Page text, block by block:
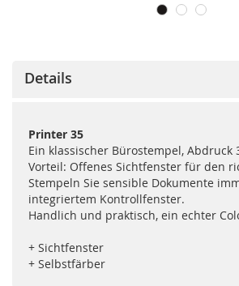
Details
Printer 35
Ein klassischer Bürostempel, Abdruck
Vorteil: Offenes Sichtfenster für den
Stempeln Sie sensible Dokumente
integriertem Kontrollfenster.
Handlich und praktisch, ein echter
+ Sichtfenster
+ Selbstfärber